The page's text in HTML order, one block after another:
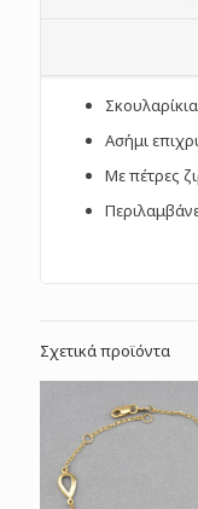
Ασήμι
Με πέτρες
Σχετικά προϊόντα